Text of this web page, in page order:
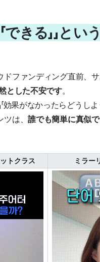
きる」」 とい
ファンディング直前、
とした不安です。
「効果がなかったらどう
ツは、誰でも簡単に真似
トクラス ミラー